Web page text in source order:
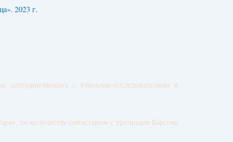
2023 г.
сотрудничающих с учеными-исследователями и
по количеству сопоставим с урочищем Барсова